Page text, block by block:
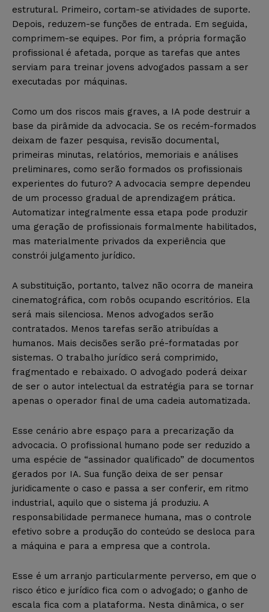
estrutural. Primeiro, cortam-se atividades de suporte.
Depois, reduzem-se funções de entrada. Em seguida,
comprimem-se equipes. Por fim, a própria formação
profissional é afetada, porque as tarefas que antes
serviam para treinar jovens advogados passam a ser
executadas por máquinas.
Como um dos riscos mais graves, a IA pode destruir a
base da pirâmide da advocacia. Se os recém-formados
deixam de fazer pesquisa, revisão documental,
primeiras minutas, relatórios, memoriais e análises
preliminares, como serão formados os profissionais
experientes do futuro? A advocacia sempre dependeu
de um processo gradual de aprendizagem prática.
Automatizar integralmente essa etapa pode produzir
uma geração de profissionais formalmente habilitados,
mas materialmente privados da experiência que
constrói julgamento jurídico.
A substituição, portanto, talvez não ocorra de maneira
cinematográfica, com robôs ocupando escritórios. Ela
será mais silenciosa. Menos advogados serão
contratados. Menos tarefas serão atribuídas a
humanos. Mais decisões serão pré-formatadas por
sistemas. O trabalho jurídico será comprimido,
fragmentado e rebaixado. O advogado poderá deixar
de ser o autor intelectual da estratégia para se tornar
apenas o operador final de uma cadeia automatizada.
Esse cenário abre espaço para a precarização da
advocacia. O profissional humano pode ser reduzido a
uma espécie de “assinador qualificado” de documentos
gerados por IA. Sua função deixa de ser pensar
juridicamente o caso e passa a ser conferir, em ritmo
industrial, aquilo que o sistema já produziu. A
responsabilidade permanece humana, mas o controle
efetivo sobre a produção do conteúdo se desloca para
a máquina e para a empresa que a controla.
Esse é um arranjo particularmente perverso, em que o
risco ético e jurídico fica com o advogado; o ganho de
escala fica com a plataforma. Nesta dinâmica, o ser